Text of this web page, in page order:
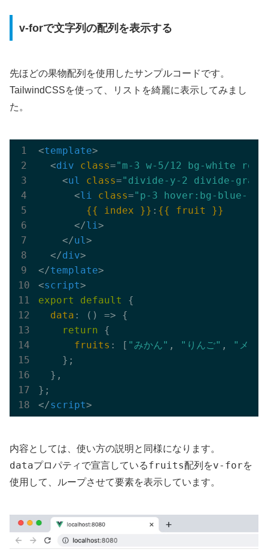
v-forで文字列の配列を表示する
先ほどの果物配列を使用したサンプルコードです。
TailwindCSSを使って、リストを綺麗に表示してみまし
た。
<template>
<div class="m-3 w-5/12 bg-white
<ul class="divide-y-2 divide-gray-
<li class="p-3 hover:bg-blue-
{{ index }} : {{ fruit }}
</li>
</ul>
</div>
</template>
<script>
export
default
{
data : () => {
return {
fruits : [ "みかん" , "りんご" ,
"メロ
    };
  },
</script>
内容としては、使い方の説明と同様になります。
dataプロパティで宣言しているfruits配列をv-forを
使用して、ループさせて要素を表示しています。